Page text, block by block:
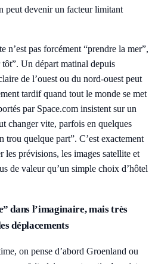
peut devenir un facteur limitant
n’est pas forcément “prendre la mer”,
Un départ matinal depuis
de l’ouest ou du nord-ouest peut
tardif quand tout le monde se met
par Space.com insistent sur un
changer vite, parfois en quelques
trou quelque part”. C’est exactement
les prévisions, les images satellite et
de valeur qu’un simple choix d’hôtel
dans l’imaginaire, mais très
déplacements
on pense d’abord Groenland ou